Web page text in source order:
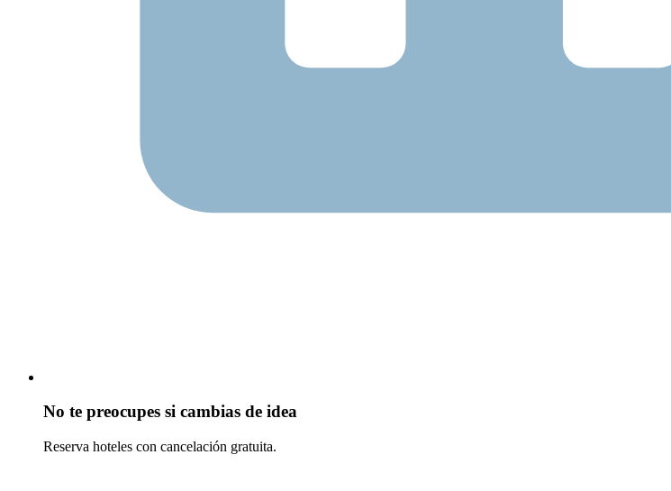
No te preocupes si cambias de idea
Reserva hoteles con cancelación gratuita.